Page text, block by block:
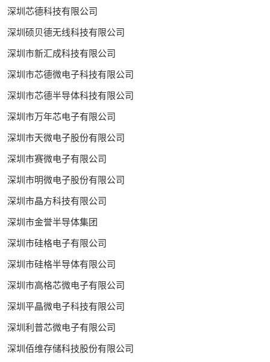
深圳芯德科技有限公司
深圳硕贝德无线科技有限公司
深圳市新汇成科技有限公司
深圳市芯德微电子科技有限公司
深圳市芯德半导体科技有限公司
深圳市万年芯电子有限公司
深圳市天微电子股份有限公司
深圳市赛微电子有限公司
深圳市明微电子股份有限公司
深圳市晶方科技有限公司
深圳市金誉半导体集团
深圳市硅格电子有限公司
深圳市硅格半导体有限公司
深圳市高格芯微电子有限公司
深圳平晶微电子科技有限公司
深圳利普芯微电子有限公司
深圳佰维存储科技股份有限公司